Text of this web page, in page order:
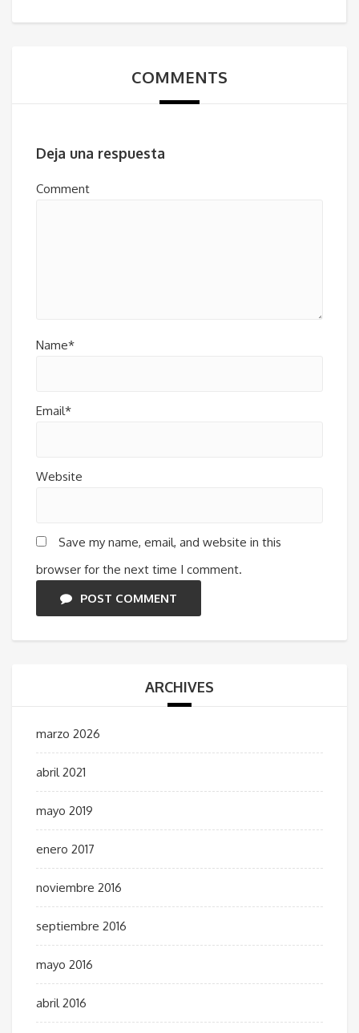
COMMENTS
Deja una respuesta
Comment
Name*
Email*
Website
Save my name, email, and website in this
browser for the next time I comment.
POST COMMENT
ARCHIVES
marzo 2026
abril 2021
mayo 2019
enero 2017
noviembre 2016
septiembre 2016
mayo 2016
abril 2016